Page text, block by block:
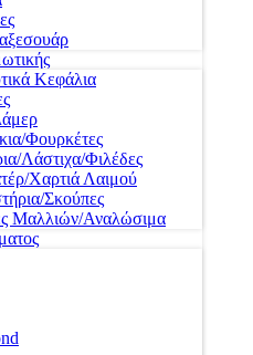
Κεφάλια
Φουρκέτες
Λάστιχα/Φιλέδες
Χαρτιά Λαιμού
Σκούπες
Μαλλιών/Αναλώσιμα